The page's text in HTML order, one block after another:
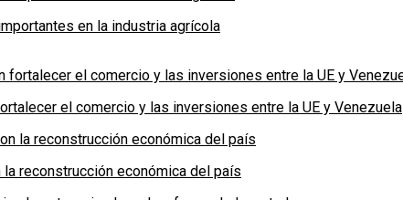
en la industria agrícola
el comercio y las inversiones entre la UE y Venezuela
reconstrucción económica del país